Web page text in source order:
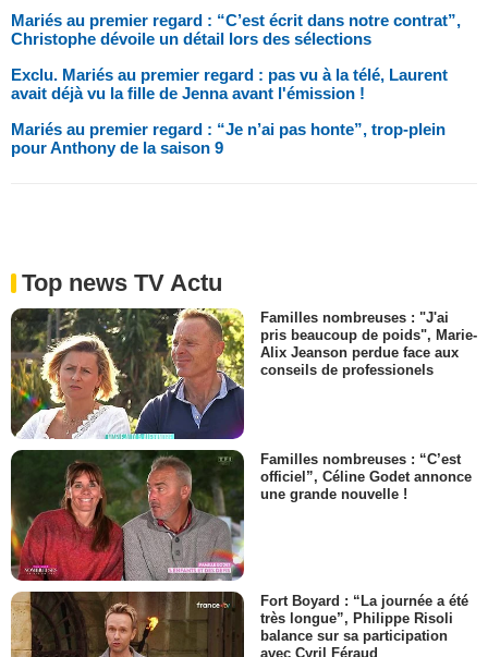
Mariés au premier regard : “C’est écrit dans notre contrat”,
Christophe dévoile un détail lors des sélections
Exclu. Mariés au premier regard : pas vu à la télé, Laurent
avait déjà vu la fille de Jenna avant l'émission !
Mariés au premier regard : “Je n’ai pas honte”, trop-plein
pour Anthony de la saison 9
Top news TV Actu
Familles nombreuses : "J'ai
pris beaucoup de poids", Marie-
Alix Jeanson perdue face aux
conseils de professionels
Familles nombreuses : “C’est
officiel”, Céline Godet annonce
une grande nouvelle !
Fort Boyard : “La journée a été
très longue”, Philippe Risoli
balance sur sa participation
avec Cyril Féraud